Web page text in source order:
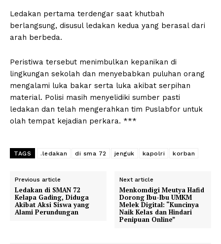
Ledakan pertama terdengar saat khutbah
berlangsung, disusul ledakan kedua yang berasal dari
arah berbeda.
Peristiwa tersebut menimbulkan kepanikan di
lingkungan sekolah dan menyebabkan puluhan orang
mengalami luka bakar serta luka akibat serpihan
material. Polisi masih menyelidiki sumber pasti
ledakan dan telah mengerahkan tim Puslabfor untuk
olah tempat kejadian perkara. ***
TAGS .ledakan di sma 72 jenguk kapolri korban
Previous article
Ledakan di SMAN 72
Kelapa Gading, Diduga
Akibat Aksi Siswa yang
Alami Perundungan
Next article
Menkomdigi Meutya Hafid
Dorong Ibu-Ibu UMKM
Melek Digital: “Kuncinya
Naik Kelas dan Hindari
Penipuan Online”